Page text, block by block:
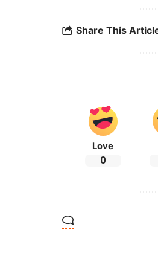
Share This
Love
0